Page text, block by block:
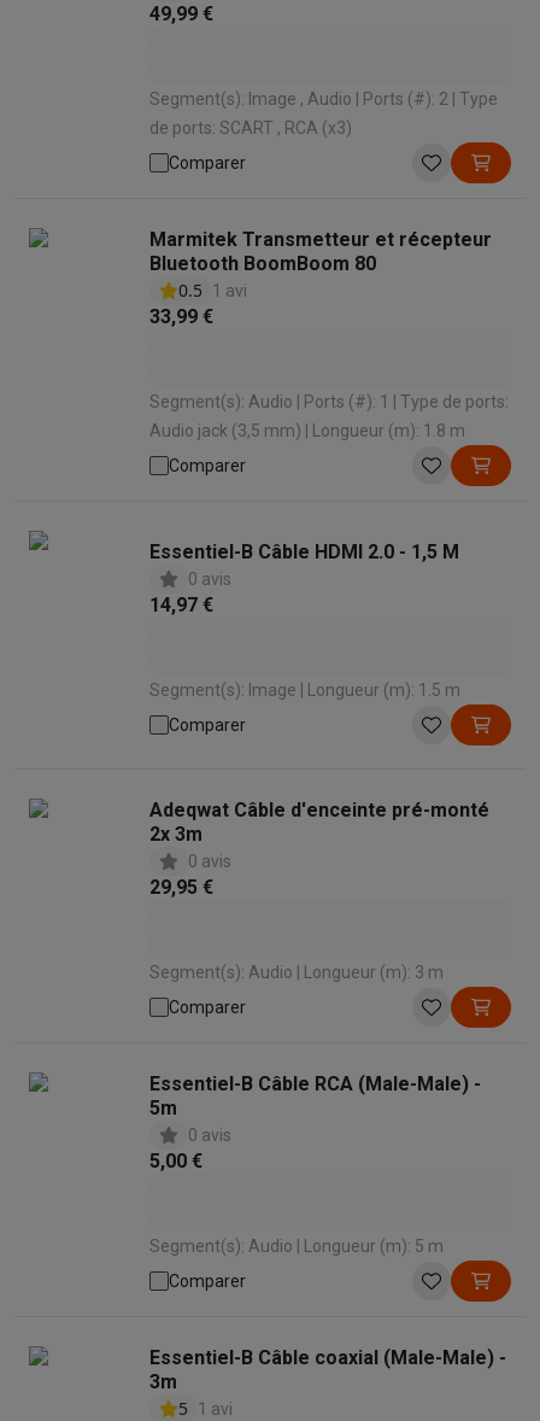
49,99 €
Segment(s): Image , Audio | Ports (#): 2 | Type
de ports: SCART , RCA (x3)
Comparer
Marmitek Transmetteur et récepteur
Bluetooth BoomBoom 80
0.5
1 avi
33,99 €
Segment(s): Audio | Ports (#): 1 | Type de ports:
Audio jack (3,5 mm) | Longueur (m): 1.8 m
Comparer
Essentiel-B Câble HDMI 2.0 - 1,5 M
0 avis
14,97 €
Segment(s): Image | Longueur (m): 1.5 m
Comparer
Adeqwat Câble d'enceinte pré-monté
2x 3m
0 avis
29,95 €
Segment(s): Audio | Longueur (m): 3 m
Comparer
Essentiel-B Câble RCA (Male-Male) -
5m
0 avis
5,00 €
Segment(s): Audio | Longueur (m): 5 m
Comparer
Essentiel-B Câble coaxial (Male-Male) -
3m
5
1 avi